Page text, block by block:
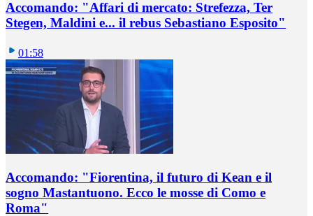
Accomando: "Affari di mercato: Strefezza, Ter
Stegen, Maldini e... il rebus Sebastiano Esposito"
01:58
Accomando: "Fiorentina, il futuro di Kean e il
sogno Mastantuono. Ecco le mosse di Como e
Roma"